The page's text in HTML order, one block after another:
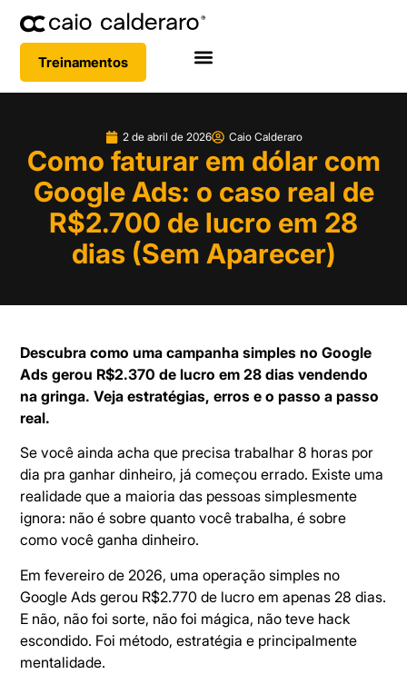
Treinamentos
2 de abril de 2026 Caio Calderaro
Como faturar em dólar com
Google Ads: o caso real de
R$2.700 de lucro em 28
dias (Sem Aparecer)
Descubra como uma campanha simples no Google
Ads gerou R$2.370 de lucro em 28 dias vendendo
na gringa. Veja estratégias, erros e o passo a passo
real.
Se você ainda acha que precisa trabalhar 8 horas por
dia pra ganhar dinheiro, já começou errado. Existe uma
realidade que a maioria das pessoas simplesmente
ignora: não é sobre quanto você trabalha, é sobre
como você ganha dinheiro.
Em fevereiro de 2026, uma operação simples no
Google Ads gerou R$2.770 de lucro em apenas 28 dias.
E não, não foi sorte, não foi mágica, não teve hack
escondido. Foi método, estratégia e principalmente
mentalidade.